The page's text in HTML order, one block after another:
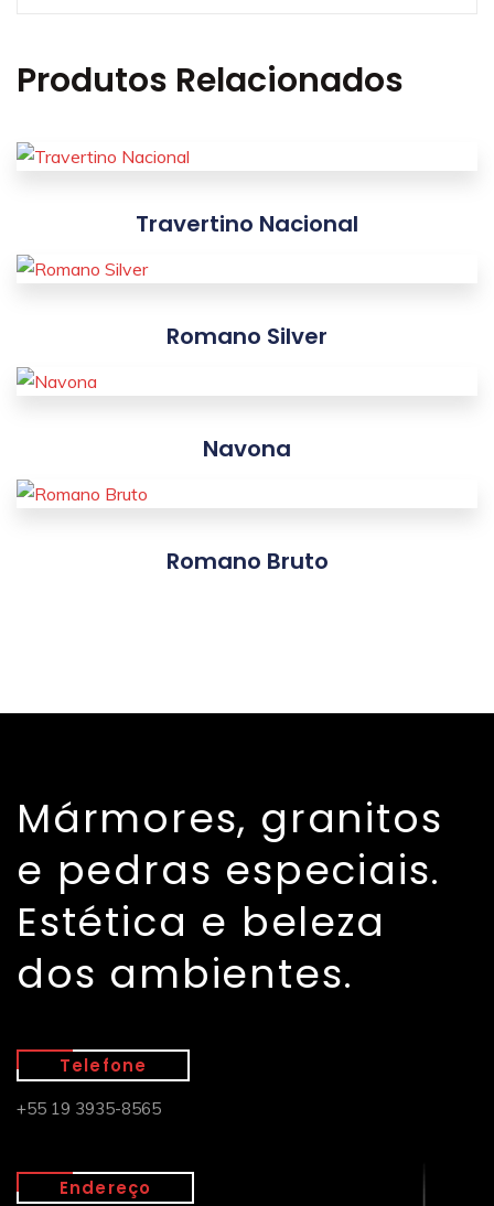
Produtos Relacionados
Travertino Nacional
Romano Silver
Navona
Romano Bruto
Mármores, granitos
e pedras especiais.
Estética e beleza
dos ambientes.
Telefone
+55 19 3935-8565
Endereço